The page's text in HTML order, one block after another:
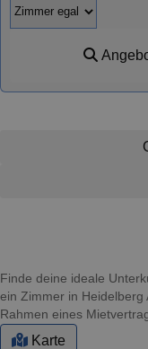
Finde deine ideale
ein Zimmer in Heidelberg
Rahmen eines
Karte